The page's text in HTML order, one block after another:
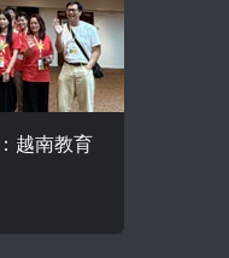
越南教育